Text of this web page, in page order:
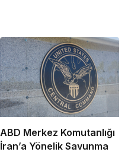
ABD Merkez Komutanlığı
İran’a Yönelik Savunma